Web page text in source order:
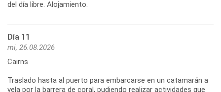
Día 11
mi, 26.08.2026
Cairns
Traslado hasta al puerto para embarcarse en un catamarán a
vela por la barrera de coral, pudiendo realizar actividades que